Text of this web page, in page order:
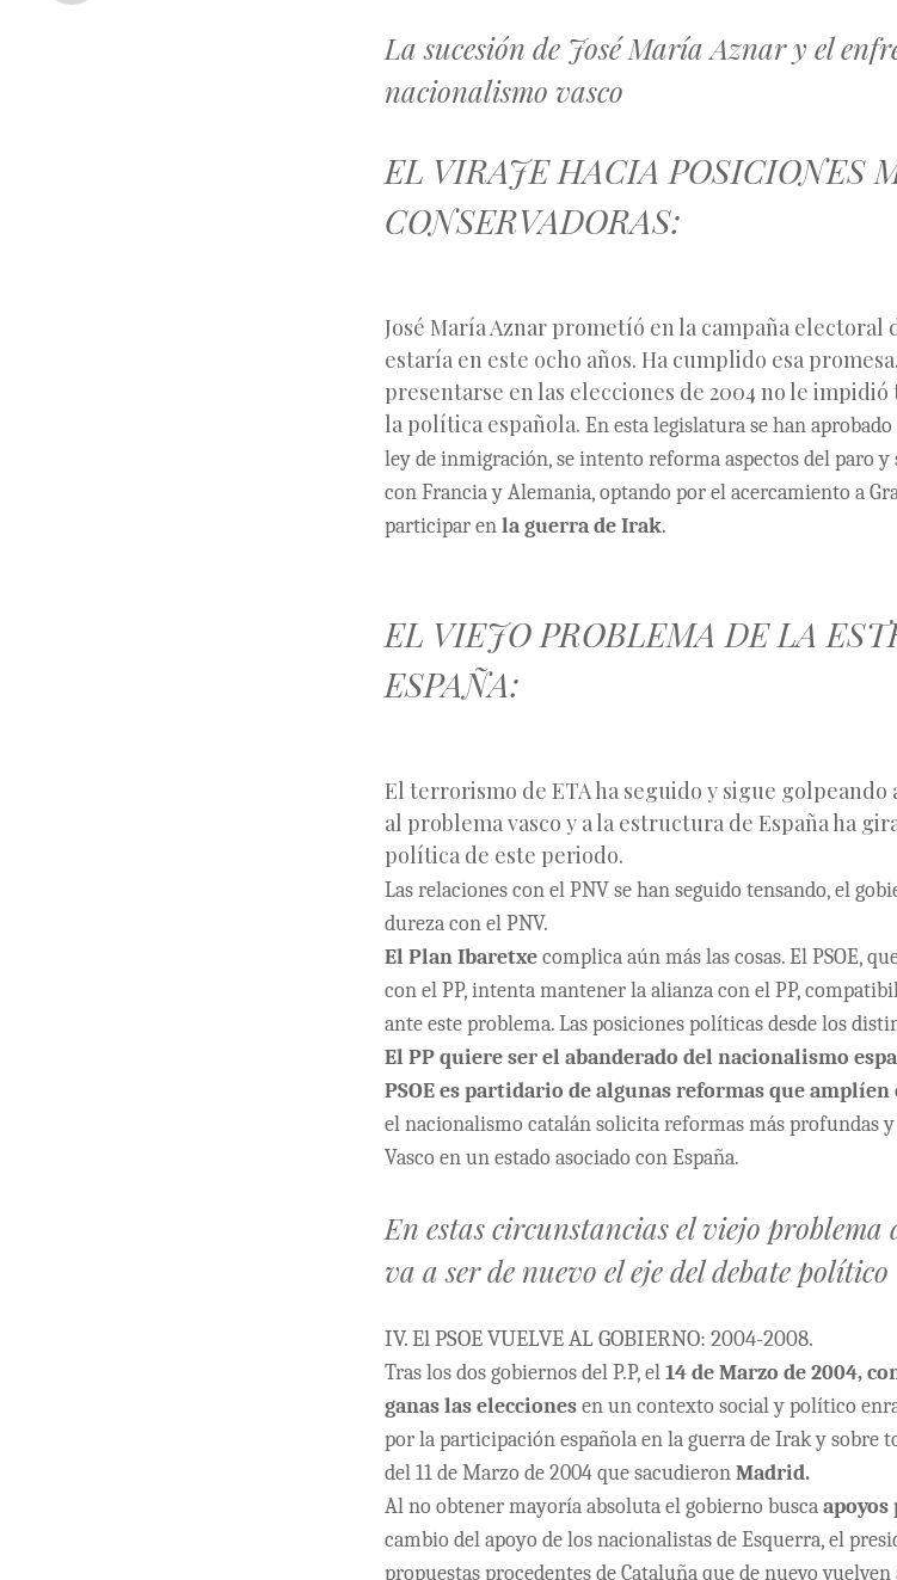
La sucesión de José María Aznar y el
nacionalismo vasco
EL VIRAJE HACIA POSICIONES
CONSERVADORAS:
José María Aznar prometíó en la campaña electoral
estaría en este ocho años. Ha cumplido esa
presentarse en las elecciones de 2004 no le
la política española. En esta legislatura se han
ley de inmigración, se intento reforma aspectos del paro
con Francia y Alemania, optando por el acercamiento a
participar enla guerra de Irak.
EL VIEJO PROBLEMA DE LA
ESPAÑA:
El terrorismo de ETA ha seguido y sigue golpeando
al problema vasco y a la estructura de España ha
política de este periodo.
Las relaciones con el PNV se han seguido tensando, el
dureza con el PNV.
El Plan Ibaretxecomplica aún más las cosas. El PSOE,
con el PP, intenta mantener la alianza con el PP,
ante este problema. Las posiciones políticas desde los
El PP quiere ser el abanderado del nacionalismo
PSOE es partidario de algunas reformas que
el nacionalismo catalán solicita reformas más profundas
Vasco en un estado asociado con España.
En estas circunstancias el viejo
va a ser de nuevo el eje del debate político
IV. El PSOE VUELVE AL GOBIERNO: 2004-2008.
Tras los dos gobiernos del P.P, el14 de Marzo de 2004,
ganas las eleccionesen un contexto social y político
por la participación española en la guerra de Irak y sobre
del 11 de Marzo de 2004 que sacudieronMadrid.
Al no obtener mayoría absoluta el gobierno busca
cambio del apoyo de los nacionalistas de Esquerra, el
propuestas procedentes de Cataluña que de nuevo